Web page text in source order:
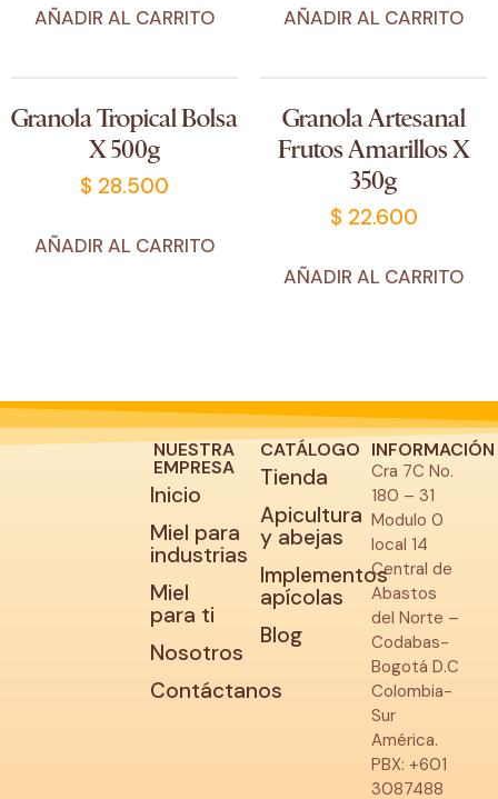
AÑADIR AL CARRITO AÑADIR AL CARRITO
Granola Tropical Bolsa
X 500g
$ 28.500
AÑADIR AL CARRITO
Granola Artesanal
Frutos Amarillos X
350g
$ 22.600
AÑADIR AL CARRITO
NUESTRA
EMPRESA
Inicio
Miel para
industrias
Miel
para ti
Nosotros
Contáctanos
CATÁLOGO
Tienda
Apicultura
y abejas
Implementos
apícolas
Blog
INFORMACIÓN
Cra 7C No.
180 – 31
Modulo 0
local 14
Central de
Abastos
del Norte –
Codabas-
Bogotá D.C
Colombia-
Sur
América.
PBX: +601
3087488